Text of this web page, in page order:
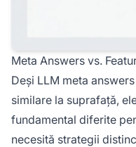
Meta Answers vs.
Deși LLM meta answers
similare la suprafață,
fundamental diferite
necesită strategii